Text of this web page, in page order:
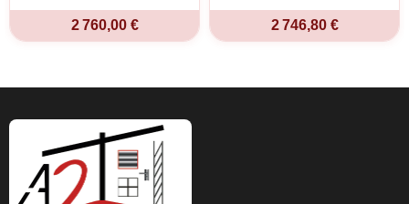
2 760,00 € 2 746,80 €